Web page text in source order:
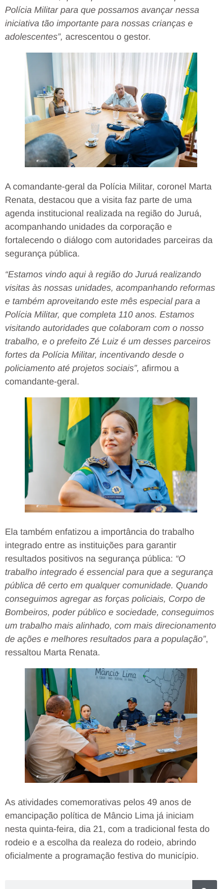
Polícia Militar para que possamos avançar nessa
iniciativa tão importante para nossas crianças e
adolescentes”, acrescentou o gestor.
A comandante-geral da Polícia Militar, coronel Marta
Renata, destacou que a visita faz parte de uma
agenda institucional realizada na região do Juruá,
acompanhando unidades da corporação e
fortalecendo o diálogo com autoridades parceiras da
segurança pública.
“Estamos vindo aqui à região do Juruá realizando
visitas às nossas unidades, acompanhando reformas
e também aproveitando este mês especial para a
Polícia Militar, que completa 110 anos. Estamos
visitando autoridades que colaboram com o nosso
trabalho, e o prefeito Zé Luiz é um desses parceiros
fortes da Polícia Militar, incentivando desde o
policiamento até projetos sociais”, afirmou a
comandante-geral.
Ela também enfatizou a importância do trabalho
integrado entre as instituições para garantir
resultados positivos na segurança pública: “O
trabalho integrado é essencial para que a segurança
pública dê certo em qualquer comunidade. Quando
conseguimos agregar as forças policiais, Corpo de
Bombeiros, poder público e sociedade, conseguimos
um trabalho mais alinhado, com mais direcionamento
de ações e melhores resultados para a população”,
ressaltou Marta Renata.
As atividades comemorativas pelos 49 anos de
emancipação política de Mâncio Lima já iniciam
nesta quinta-feira, dia 21, com a tradicional festa do
rodeio e a escolha da realeza do rodeio, abrindo
oficialmente a programação festiva do município.